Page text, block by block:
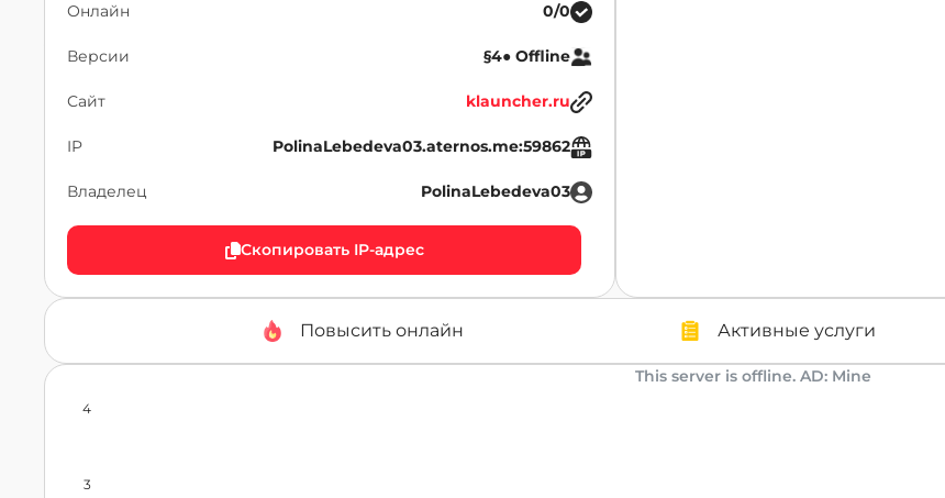
Онлайн 0/0
Версии §4● Offline
Сайт klauncher.ru
IP PolinaLebedeva03.aternos.me:59862
Владелец PolinaLebedeva03
Скопировать IP-адрес
Повысить онлайн Активные услуги
This server is offline. AD: Mine
3
4